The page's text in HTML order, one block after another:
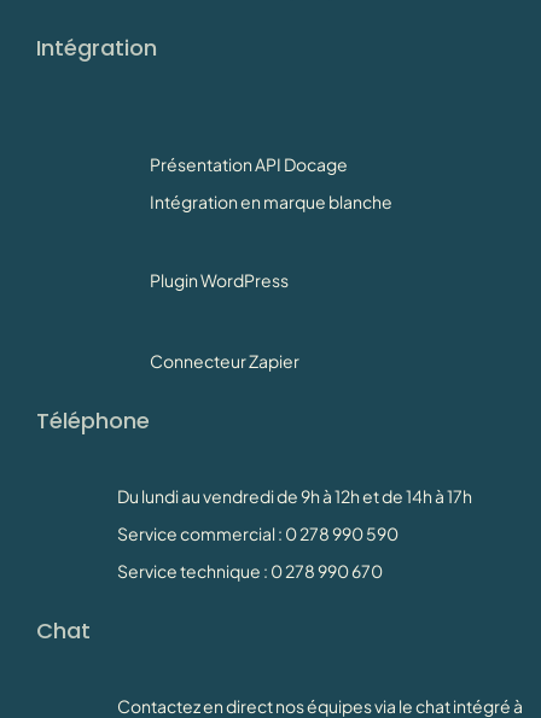
Intégration
Présentation API Docage
Intégration en marque blanche
Plugin WordPress
Connecteur Zapier
Téléphone
Du lundi au vendredi de 9h à 12h et de 14h à 17h
Service commercial : 0 278 990 590
Service technique : 0 278 990 670
Chat
Contactez en direct nos équipes via le chat intégré à